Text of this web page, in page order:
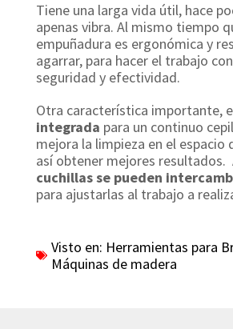
Tiene una larga vida útil, hace
apenas vibra. Al mismo tiempo
empuñadura es ergonómica y
agarrar, para hacer el trabajo
seguridad y efectividad.
Otra característica importante,
integrada para un continuo
mejora la limpieza en el espacio
así obtener mejores resultados.
cuchillas se pueden
para ajustarlas al trabajo a
Visto en: Herramientas para
Máquinas de madera